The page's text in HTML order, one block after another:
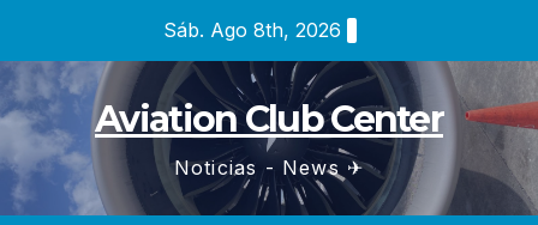
contenido
Sáb. Ago 8th, 2026
Aviation Club Center
Noticias - News ✈